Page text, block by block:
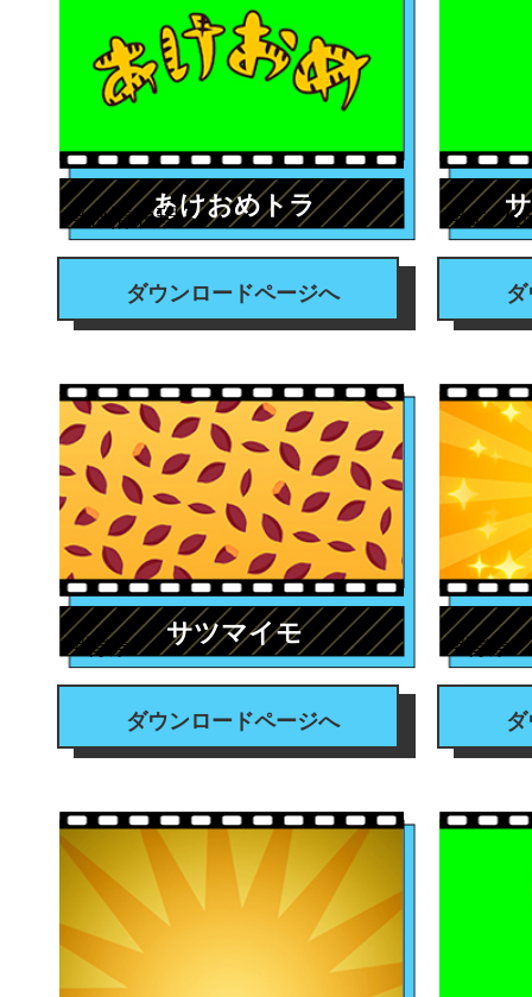
#感情表現あけおめトラ
ダウンロードページへ
#エフ
#背景 サツマイモ
ダウンロードページへ
#背景